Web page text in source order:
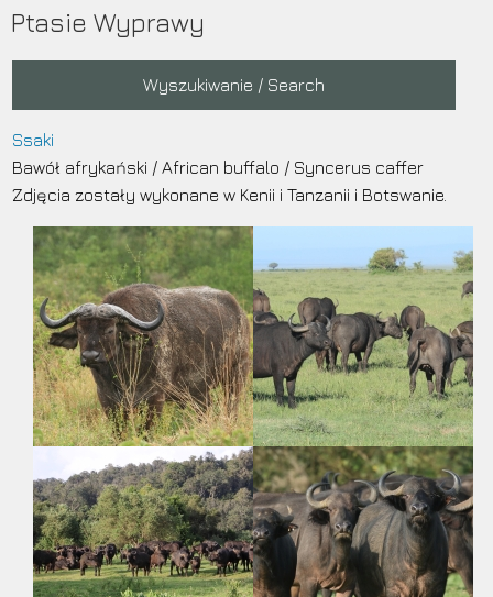
Przejdź
Ptasie Wyprawy
navigation
Wyszukiwanie / Search
Ssaki
Bawół afrykański /African buffalo / Syncerus caffer
Zdjęcia zostały wykonane w Kenii i Tanzanii i Botswanie.